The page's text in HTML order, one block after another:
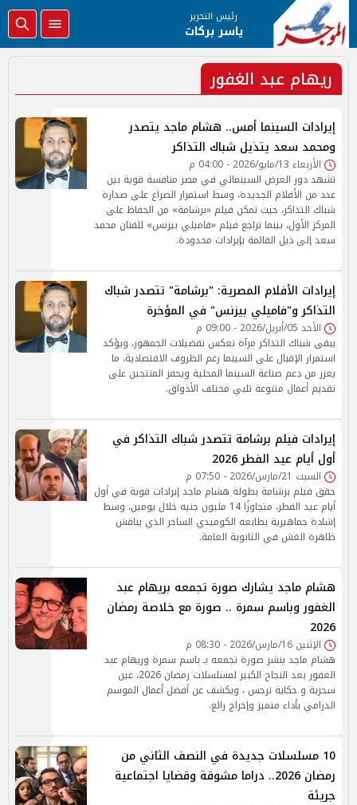
رئيس التحرير
ياسر بركات
ريهام عبد الغفور
إيرادات السينما أمس.. هشام ماجد يتصدر
ومحمد سعد يتذيل شباك التذاكر
الأربعاء 13/مايو/2026 - 04:00 م
تشهد دور العرض السينمائي في مصر منافسة قوية بين
عدد من الأفلام الجديدة، وسط استمرار الصراع على صدارة
شباك التذاكر، حيث تمكن فيلم «برشامة» من الحفاظ على
المركز الأول، بينما تراجع فيلم «فاميلي بيزنس» للفنان محمد
سعد إلى ذيل القائمة بإيرادات محدودة.
إيرادات الأفلام المصرية: "برشامة" تتصدر شباك
التذاكر و"فاميلي بيزنس" في المؤخرة
الأحد 05/أبريل/2026 - 09:00 م
يبقى شباك التذاكر مرآة تعكس تفضيلات الجمهور، ويؤكد
استمرار الإقبال على السينما رغم الظروف الاقتصادية، ما
يعزز من دعم صناعة السينما المحلية ويحفز المنتجين على
تقديم أعمال متنوعة تلبي مختلف الأذواق.
إيرادات فيلم برشامة تتصدر شباك التذاكر في
أول أيام عيد الفطر 2026
السبت 21/مارس/2026 - 07:50 م
حقق فيلم برشامة بطولة هشام ماجد إيرادات قوية في أول
أيام عيد الفطر، متجاوزًا 14 مليون جنيه خلال يومين، وسط
إشادة جماهيرية بطابعه الكوميدي الساخر الذي يناقش
ظاهرة الغش في الثانوية العامة.
هشام ماجد يشارك صورة تجمعه بريهام عبد
الغفور وباسم سمرة .. صورة مع خلاصة رمضان
2026
الإثنين 16/مارس/2026 - 08:30 م
هشام ماجد ينشر صورة تجمعه بـ باسم سمرة وريهام عبد
الغفور بعد النجاح الكبير لمسلسلات رمضان 2026، عين
سحرية و حكاية نرجس ، ويكشف عن أفضل أعمال الموسم
الدرامي بأداء متميز وإخراج رائع.
10 مسلسلات جديدة في النصف الثاني من
رمضان 2026.. دراما مشوقة وقضايا اجتماعية
جريئة